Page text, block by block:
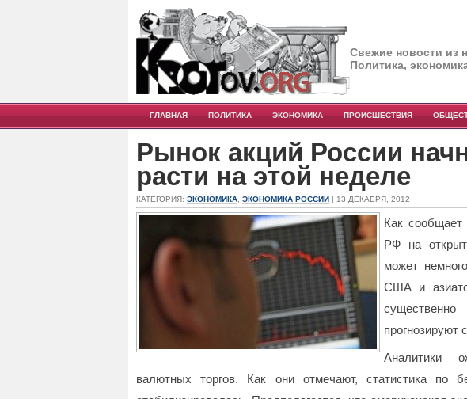
Свежие новости из
Политика,
ГЛАВНАЯ ПОЛИТИКА ЭКОНОМИКА ПРОИСШЕСТВИЯ
Рынок акций России
расти на этой неделе
КАТЕГОРИЯ: ЭКОНОМИКА ЭКОНОМИКА РОССИИ | 13 ДЕКАБРЯ, 2012
Как
РФ на
может
США и
прогнозируют
Аналитики
валютных торгов. Как они отмечают, статистика по